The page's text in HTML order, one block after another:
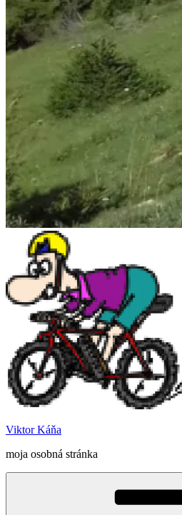
Viktor Káňa
moja osobná stránka